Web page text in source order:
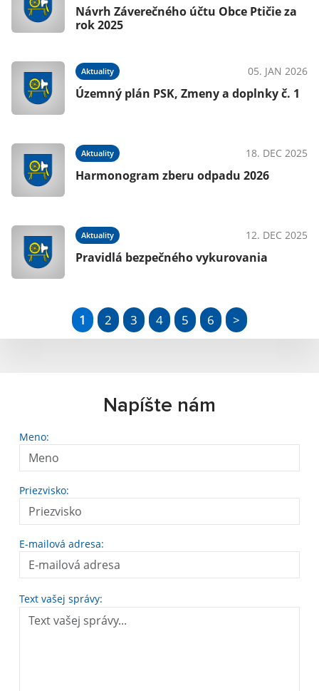
Návrh Záverečného účtu Obce Ptičie za
rok 2025
Aktuality 05. JAN 2026
Územný plán PSK, Zmeny a doplnky č. 1
Aktuality 18. DEC 2025
Harmonogram zberu odpadu 2026
Aktuality 12. DEC 2025
Pravidlá bezpečného vykurovania
1 2 3 4 5 6 >
Napíšte nám
Meno:
Priezvisko:
E-mailová adresa:
Text vašej správy: